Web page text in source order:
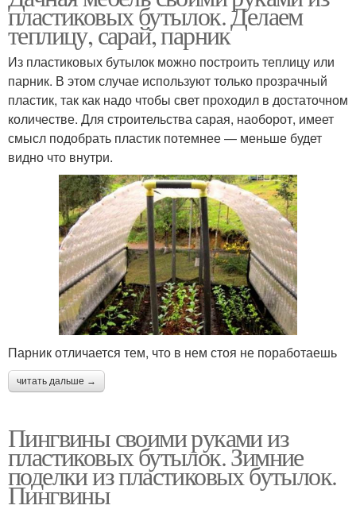
пластиковых бутылок. Делаем
теплицу, сарай, парник
Из пластиковых бутылок можно построить теплицу или
парник. В этом случае используют только прозрачный
пластик, так как надо чтобы свет проходил в достаточном
количестве. Для строительства сарая, наоборот, имеет
смысл подобрать пластик потемнее — меньше будет
видно что внутри.
Парник отличается тем, что в нем стоя не поработаешь
читать дальше →
Пингвины своими руками из
пластиковых бутылок. Зимние
поделки из пластиковых бутылок.
Пингвины